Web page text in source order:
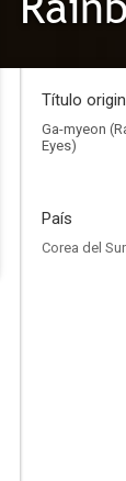
Título
Ga-myeon
Eyes)
País
Corea del Sur